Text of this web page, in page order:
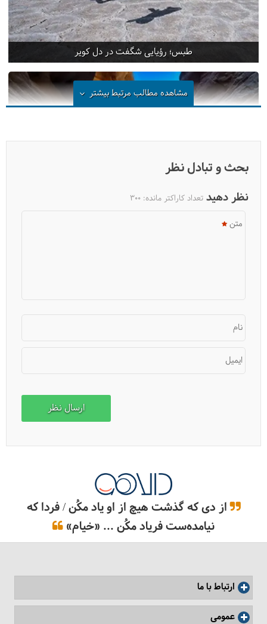
طبس؛ رؤیایی شگفت در دل کویر
مشاهده مطالب مرتبطبیشتر
بحث و تبادل نظر
نظر دهید تعداد کاراکتر مانده: 300
متن
نام
ایمیل
از دی که گذشت هیچ از او یاد مکُن / فردا که
نیامده‌ست فریاد مکُن ... «خیام»
ارتباط با ما
عمومی